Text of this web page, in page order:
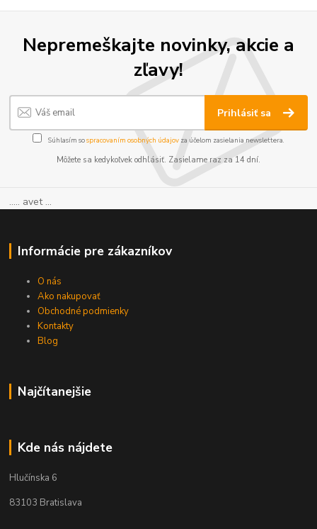
Nepremeškajte novinky, akcie a
zľavy!
Prihlásiť sa
Súhlasím sospracovaním osobných údajov za účelom zasielania newslettera.
Môžete sa kedykoľvek odhlásiť. Zasielame raz za 14 dní.
..... avet ...
Informácie pre zákazníkov
O nás
Ako nakupovať
Obchodné podmienky
Kontakty
Blog
Najčítanejšie
Kde nás nájdete
Hlučínska 6
83103 Bratislava